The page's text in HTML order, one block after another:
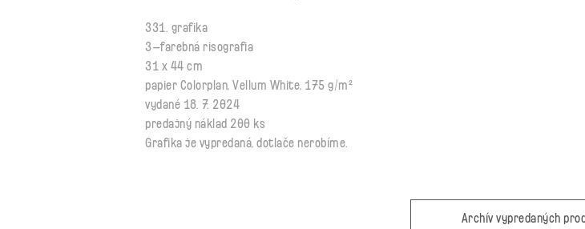
331. grafika
3–farebná risografia
31 x 44 cm
papier Colorplan, Vellum White, 175 g/m²
vydané 18. 7. 2024
predajný náklad 200 ks
Grafika je vypredaná, dotlače nerobíme.
Archív vypredaných